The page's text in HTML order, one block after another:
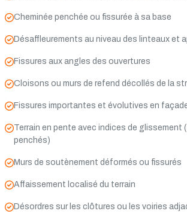
Cheminée penchée ou fissurée à sa base
Désaffleurements au niveau des linteaux et
Fissures aux angles des ouvertures
Cloisons ou murs de refend décollés de la
Fissures importantes et évolutives en
Terrain en pente avec indices de glissement
penchés)
Murs de soutènement déformés ou fissurés
Affaissement localisé du terrain
Désordres sur les clôtures ou les voiries